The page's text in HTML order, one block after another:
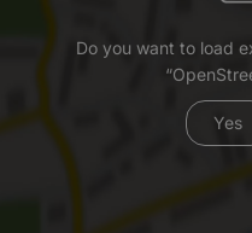
Do you want to load
Yes